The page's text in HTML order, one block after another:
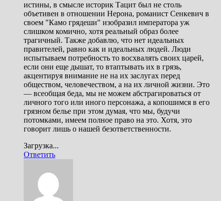
истины, в смысле историк Тацит был не столь
объетивен в отношении Нерона, романист Сенкевич в
своем "Камо грядеши" изобразил императора уж
слишком комично, хотя реальный образ более
трагичный. Также добавлю, что нет идеальных
правителей, равно как и идеальных людей. Люди
испытываем потребность то восхвалять своих царей,
если они еще дышат, то втаптывать их в грязь,
акцентируя внимание не на их заслугах перед
обществом, человечеством, а на их личной жизни. Это
— всеобщая беда, мы не можем абстрагироваться от
личного того или иного персонажа, а копошимся в его
грязном белье при этом думая, что мы, будучи
потомками, имеем полное право на это. Хотя, это
говорит лишь о нашей безответственности.
Загрузка...
Ответить